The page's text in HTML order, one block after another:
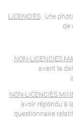
LICENCIES: une
de
NON-LICENCIES
avant la
NON-LICENCIES
avoir répondu à
questionnaire